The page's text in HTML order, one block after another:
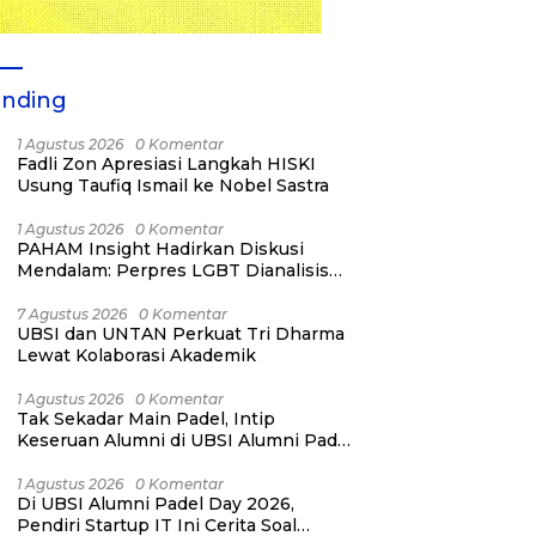
1 Agustus 2026 0 Komentar
Fadli Zon Apresiasi Langkah HISKI
Usung Taufiq Ismail ke Nobel Sastra
1 Agustus 2026 0 Komentar
PAHAM Insight Hadirkan Diskusi
Mendalam: Perpres LGBT Dianalisis
Bukan Ancaman Individual
7 Agustus 2026 0 Komentar
UBSI dan UNTAN Perkuat Tri Dharma
Lewat Kolaborasi Akademik
1 Agustus 2026 0 Komentar
Tak Sekadar Main Padel, Intip
Keseruan Alumni di UBSI Alumni Padel
1 Agustus 2026 0 Komentar
Di UBSI Alumni Padel Day 2026,
Pendiri Startup IT Ini Cerita Soal